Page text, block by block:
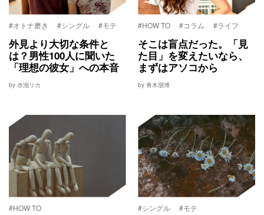
#オトナ磨き #シングル #モテ
外見より大切な条件と
は？男性100人に聞いた
「理想の彼女」への本音
by 赤池リカ
#HOW TO #コラム #ライフ
そこは盲点だった。「見
た目」を変えたいなら、
まずはアソコから
by 青木朋博
#HOW TO #シングル #モテ